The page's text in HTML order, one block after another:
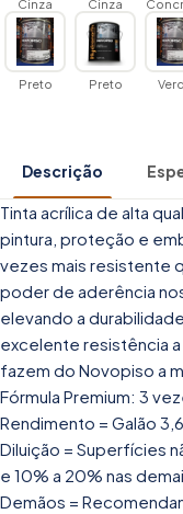
Cinza Cinza
Preto Preto
Descrição
Tinta acrílica de alta
pintura, proteção e
vezes mais resistente
poder de aderência
elevando a
excelente resistência
fazem do Novopiso a
Fórmula Premium: 3
Rendimento = Galão
Diluição = Superfícies
e 10% a 20% nas
Demãos =